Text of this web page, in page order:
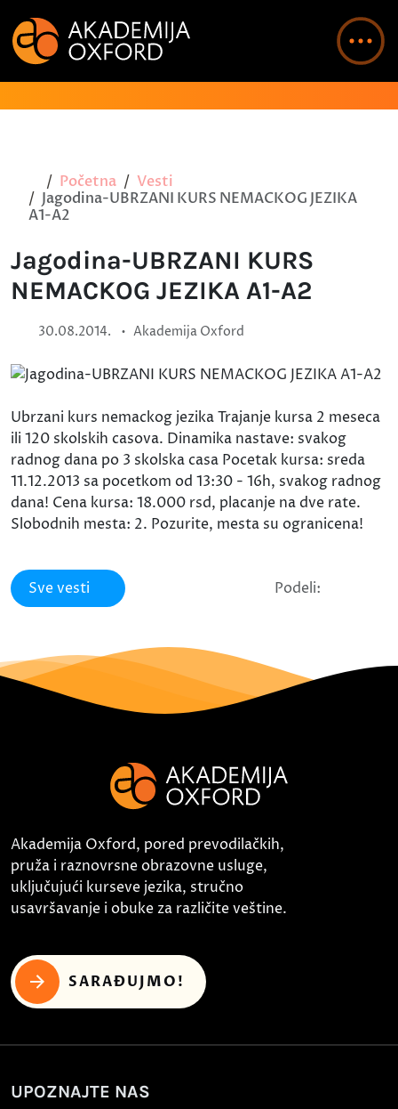
Početna
Vesti
Jagodina-UBRZANI KURS NEMACKOG JEZIKA
A1-A2
Jagodina-UBRZANI KURS
NEMACKOG JEZIKA A1-A2
30.08.2014. • Akademija Oxford
Ubrzani kurs nemackog jezika Trajanje kursa 2 meseca
ili 120 skolskih casova. Dinamika nastave: svakog
radnog dana po 3 skolska casa Pocetak kursa: sreda
11.12.2013 sa pocetkom od 13:30 - 16h, svakog radnog
dana! Cena kursa: 18.000 rsd, placanje na dve rate.
Slobodnih mesta: 2. Pozurite, mesta su ogranicena!
Sve vesti Podeli:
Akademija Oxford, pored prevodilačkih,
pruža i raznovrsne obrazovne usluge,
uključujući kurseve jezika, stručno
usavršavanje i obuke za različite veštine.
SARAĐUJMO!
UPOZNAJTE NAS